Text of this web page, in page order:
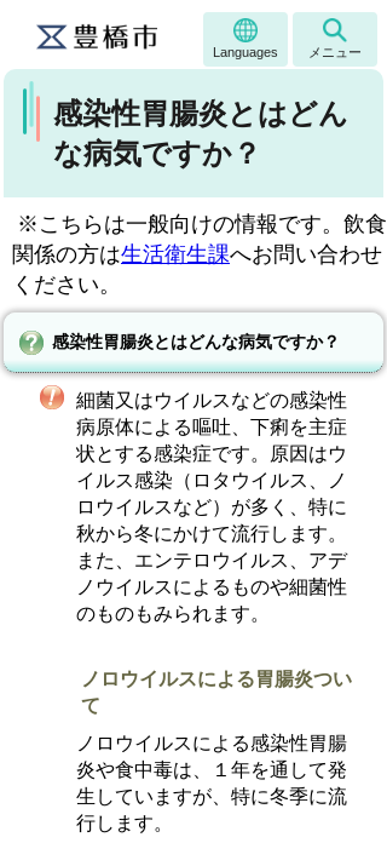
Languages メニュー
感染性胃腸炎とはどん
な病気ですか？
※こちらは一般向けの情報です。飲食
関係の方は生活衛生課へお問い合わせ
ください。
感染性胃腸炎とはどんな病気ですか？
細菌又はウイルスなどの感染性
病原体による嘔吐、下痢を主症
状とする感染症です。原因はウ
イルス感染（ロタウイルス、ノ
ロウイルスなど）が多く、特に
秋から冬にかけて流行します。
また、エンテロウイルス、アデ
ノウイルスによるものや細菌性
のものもみられます。
ノロウイルスによる胃腸炎つい
て
ノロウイルスによる感染性胃腸
炎や食中毒は、１年を通して発
生していますが、特に冬季に流
行します。